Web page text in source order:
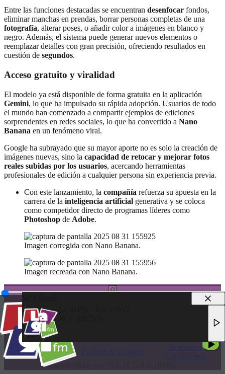
Entre las funciones destacadas se encuentran desenfocar fondos,
eliminar manchas en prendas, borrar personas completas de una
fotografía, alterar poses, o añadir color a imágenes en blanco y
negro. Además, el sistema puede generar nuevos elementos o
reemplazar detalles con gran precisión, ofreciendo resultados en
cuestión de segundos.
Acceso gratuito y viralidad
El modelo ya está disponible de forma gratuita en la aplicación
Gemini, lo que ha impulsado su rápida adopción. Usuarios de todo
el mundo han comenzado a compartir ejemplos de ediciones
sorprendentes en redes sociales, lo que ha convertido a Nano
Banana en un fenómeno viral.
Google ha subrayado que su mayor aporte no es solo la creación de
imágenes nuevas, sino la capacidad de retocar y mejorar fotos
reales subidas por los usuarios, acercando herramientas
profesionales de edición a cualquier persona sin experiencia previa.
Con este lanzamiento, la compañía refuerza su apuesta en la
carrera de la inteligencia artificial generativa y se coloca
como competidor directo de programas líderes como
Photoshop de Adobe.
Imagen corregida con Nano Banana.
Imagen recreada con Nano Banana.
TODOS LOS DERECHOS RESERVADOS
Política de Privacidad
Terminos y
Desarrollado por JDL IT SOLUTIONS
LA 91FM - EN VIVO
RCC MEDIA